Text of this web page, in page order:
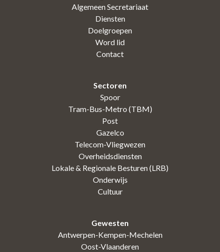
Algemeen Secretariaat
Diensten
Doelgroepen
Word lid
Contact
Sectoren
Spoor
Tram-Bus-Metro (TBM)
Post
Gazelco
Telecom-Vliegwezen
Overheidsdiensten
Lokale & Regionale Besturen (LRB)
Onderwijs
Cultuur
Gewesten
Antwerpen-Kempen-Mechelen
Oost-Vlaanderen